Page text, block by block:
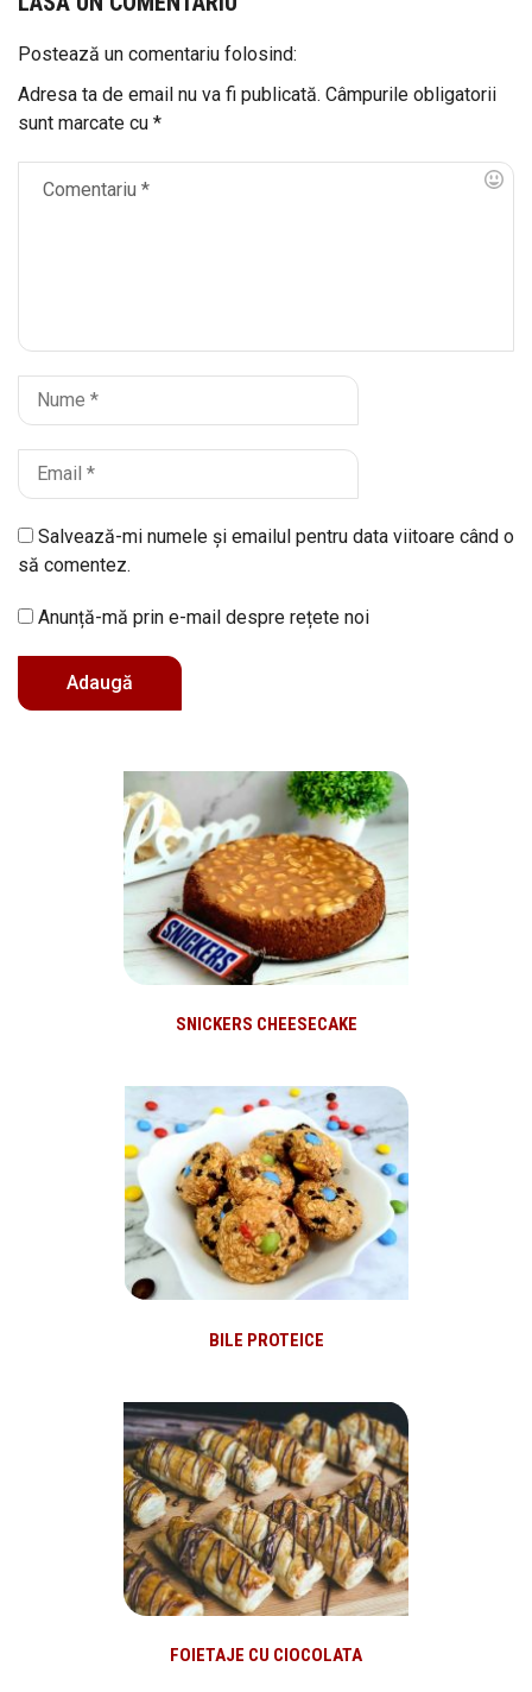
Postează un comentariu folosind:
Adresa ta de email nu va fi publicată. Câmpurile obligatorii
sunt marcate cu *
Salvează-mi numele și emailul pentru data viitoare când o
să comentez.
Anunță-mă prin e-mail despre rețete noi
SNICKERS CHEESECAKE
BILE PROTEICE
FOIETAJE CU CIOCOLATA